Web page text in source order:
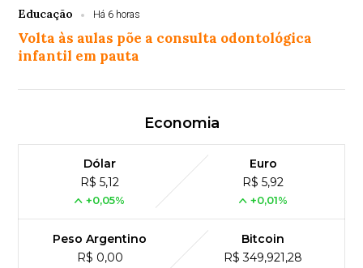
Educação Há 6 horas
Volta às aulas põe a consulta odontológica
infantil em pauta
Economia
Dólar
R$ 5,12
+0,05%
Euro
R$ 5,92
+0,01%
Peso Argentino
R$ 0,00
Bitcoin
R$ 349,921,28